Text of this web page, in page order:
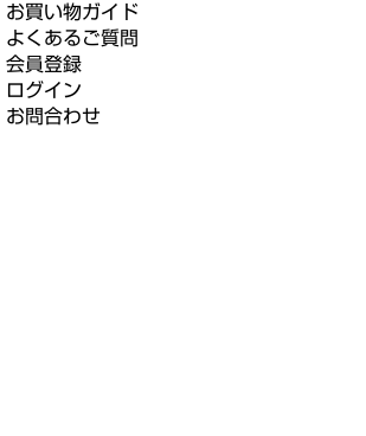
お買い物ガイド
よくあるご質問
会員登録
ログイン
お問合わせ